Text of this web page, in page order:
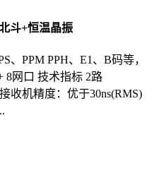
斗+恒温晶振
、PPM PPH、E1、B码等，
8网口 技术指标 2路
收机精度：优于30ns(RMS)